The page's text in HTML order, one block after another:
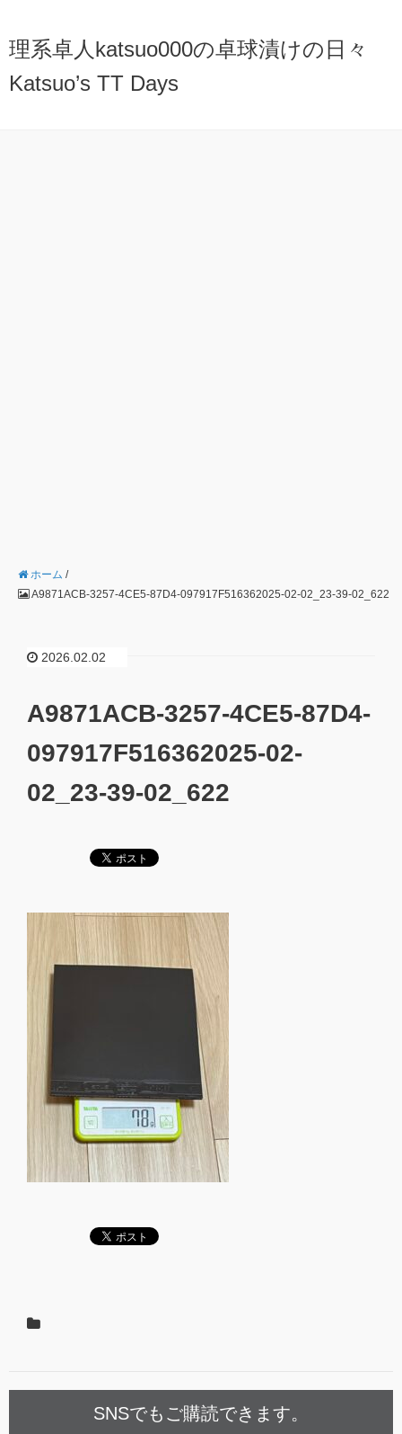
理系卓人katsuo000の卓球漬けの日々
Katsuo’s TT Days
ホーム /
A9871ACB-3257-4CE5-87D4-097917F516362025-02-02_23-39-02_622
2026.02.02
A9871ACB-3257-4CE5-87D4-
097917F516362025-02-
02_23-39-02_622
SNSでもご購読できます。